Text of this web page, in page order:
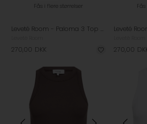
Fås i flere størrelser
Leveté Room - Paloma 3 Top - Black
270,00 DKK 270,00